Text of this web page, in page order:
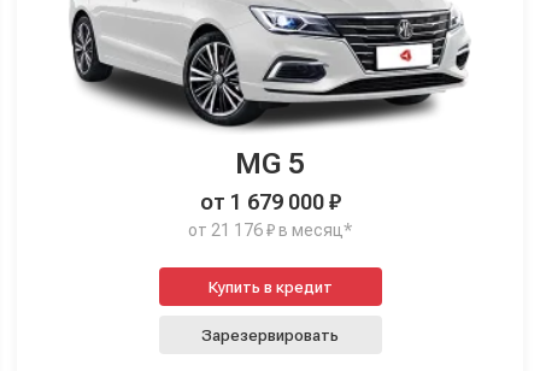
MG 5
от 1 679 000 ₽
от 21 176 ₽ в месяц*
Купить в кредит
Зарезервировать